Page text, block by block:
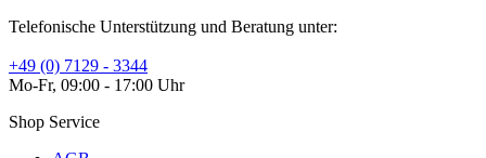
Telefonische Unterstützung und Beratung unter:
+49 (0) 7129 - 3344
Mo-Fr, 09:00 - 17:00 Uhr
Shop Service